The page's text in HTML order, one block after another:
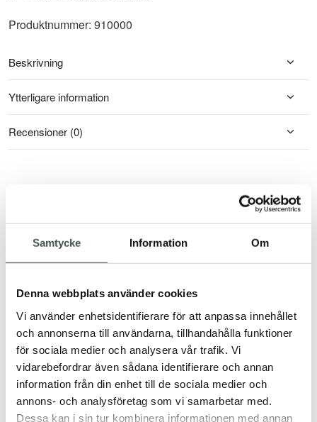
Samtycke Information Om
Denna webbplats använder cookies
Vi använder enhetsidentifierare för att anpassa innehållet
och annonserna till användarna, tillhandahålla funktioner
för sociala medier och analysera vår trafik. Vi
vidarebefordrar även sådana identifierare och annan
information från din enhet till de sociala medier och
annons- och analysföretag som vi samarbetar med.
Dessa kan i sin tur kombinera informationen med annan
Produktnummer: 910000
Beskrivning
Ytterligare information
Recensioner (0)
Du kanske också gillar …